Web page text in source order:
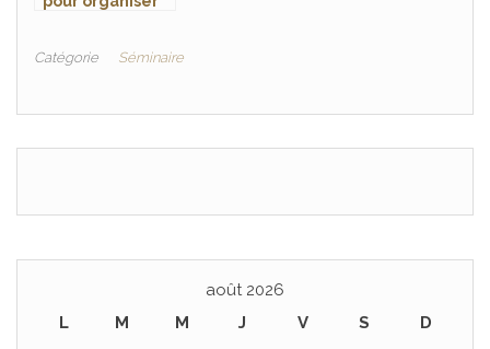
haut de gamme
Catégorie Séminaire
août 2026
L
M M J V S
D